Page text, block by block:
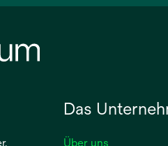
neuen
Das
Über uns